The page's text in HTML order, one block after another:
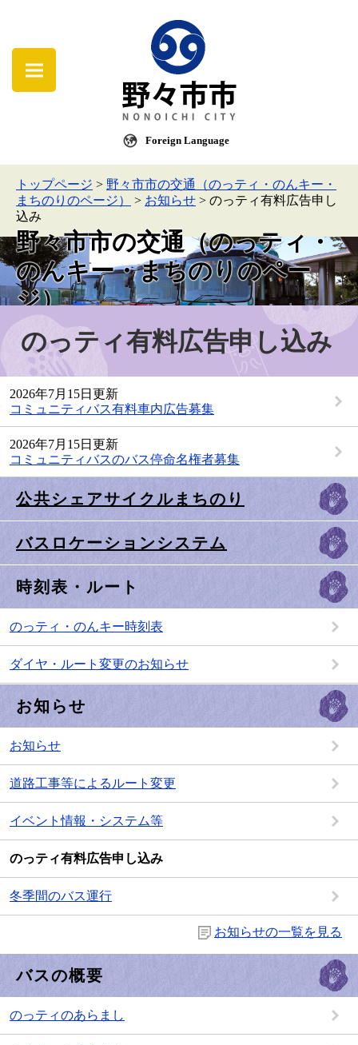
Foreign Language
トップページ > 野々市市の交通（のっティ・のんキー・
まちのりのページ）
> お知らせ > のっティ有料広告申し
込み
野々市市の交通（のっティ・
のんキー・まちのりのペー
ジ）
のっティ有料広告申し込み
2026年7月15日更新
コミュニティバス有料車内広告募集
2026年7月15日更新
コミュニティバスのバス停命名権者募集
公共シェアサイクルまちのり
バスロケーションシステム
時刻表・ルート
のっティ・のんキー時刻表
ダイヤ・ルート変更のお知らせ
お知らせ
お知らせ
道路工事等によるルート変更
イベント情報・システム等
のっティ有料広告申し込み
冬季間のバス運行
お知らせの一覧を見る
バスの概要
のっティのあらまし